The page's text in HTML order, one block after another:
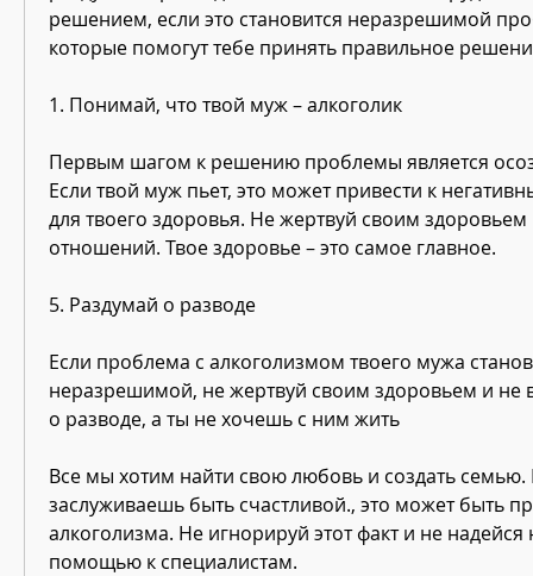
решением, если это становится неразрешимой
которые помогут тебе принять правильное
1. Понимай, что твой муж – алкоголик
Первым шагом к решению проблемы является
Если твой муж пьет, это может привести к
для твоего здоровья. Не жертвуй своим
отношений. Твое здоровье – это самое главное.
5. Раздумай о разводе
Если проблема с алкоголизмом твоего мужа
неразрешимой, не жертвуй своим здоровьем и не
о разводе, а ты не хочешь с ним жить
Все мы хотим найти свою любовь и создать семью.
заслуживаешь быть счастливой., это может быть
алкоголизма. Не игнорируй этот факт и не надейся
помощью к специалистам.